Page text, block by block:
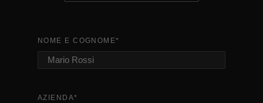
NOME E COGNOME*
AZIENDA*